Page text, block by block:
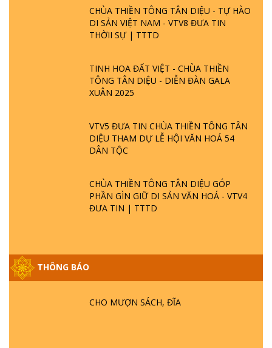
CHÙA THIỀN TÔNG TÂN DIỆU - TỰ HÀO
DI SẢN VIỆT NAM - VTV8 ĐƯA TIN
THỜII SỰ | TTTD
TINH HOA ĐẤT VIỆT - CHÙA THIỀN
TÔNG TÂN DIỆU - DIỄN ĐÀN GALA
XUÂN 2025
VTV5 ĐƯA TIN CHÙA THIỀN TÔNG TÂN
DIỆU THAM DỰ LỄ HỘI VĂN HOÁ 54
DÂN TỘC
CHÙA THIỀN TÔNG TÂN DIỆU GÓP
PHẦN GÌN GIỮ DI SẢN VĂN HOÁ - VTV4
ĐƯA TIN | TTTD
THÔNG BÁO
CHO MƯỢN SÁCH, ĐĨA
GIẢI ĐÁP ĐẶC BIỆT P25 - SUỐT 49 NĂM